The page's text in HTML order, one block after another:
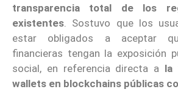
transparencia total de los
existentes. Sostuvo que los
estar obligados a aceptar
financieras tengan la exposición
social, en referencia directa a la
wallets en blockchains públicas